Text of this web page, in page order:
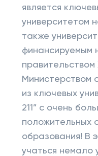
является
университетом
также
финансируемым
правительством
Министерством
из ключевых
211” с очень
положительных
образования! В
учаться немало